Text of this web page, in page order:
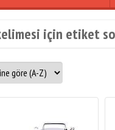
için etiket